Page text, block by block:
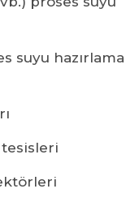
suyu hazırlama